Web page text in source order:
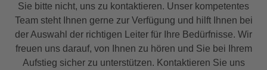
Sie bitte nicht, uns zu kontaktieren. Unser kompetentes
Team steht Ihnen gerne zur Verfügung und hilft Ihnen bei
der Auswahl der richtigen Leiter für Ihre Bedürfnisse. Wir
freuen uns darauf, von Ihnen zu hören und Sie bei Ihrem
Aufstieg sicher zu unterstützen. Kontaktieren Sie uns